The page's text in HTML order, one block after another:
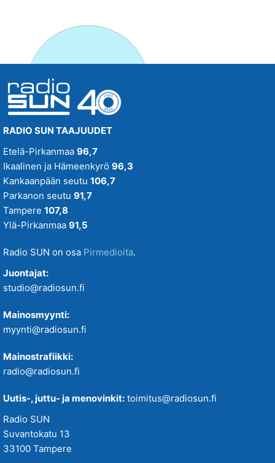
RADIO SUN TAAJUUDET
Etelä-Pirkanmaa 96,7
Ikaalinen ja Hämeenkyrö 96,3
Kankaanpään seutu 106,7
Parkanon seutu 91,7
Tampere 107,8
Ylä-Pirkanmaa 91,5
Radio SUN on osa Pirmedioita.
Juontajat:
studio@radiosun.fi
Mainosmyynti:
myynti@radiosun.fi
Mainostrafiikki:
radio@radiosun.fi
Uutis-, juttu- ja menovinkit: toimitus@radiosun.fi
Radio SUN
Suvantokatu 13
33100 Tampere